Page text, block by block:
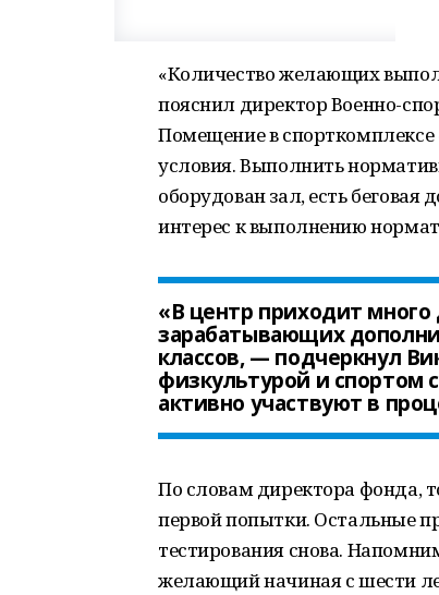
«Количество желающих
пояснил директор Военно-
Помещение в
условия. Выполнить
оборудован зал, есть беговая
интерес к выполнению
«В центр приходит
зарабатывающих
классов, — подчеркнул
физкультурой и спортом
активно участвуют в
По словам директора фонда,
первой попытки. Остальные
тестирования снова.
желающий начиная с шести